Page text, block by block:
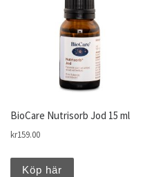
BioCare Nutrisorb Jod 15 ml
kr159.00
Köp här